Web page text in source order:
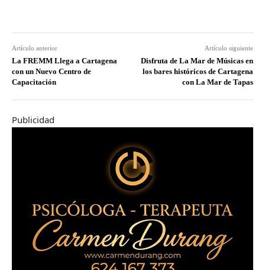
Artículo anterior
La FREMM Llega a Cartagena
con un Nuevo Centro de
Capacitación
Artículo siguiente
Disfruta de La Mar de Músicas en
los bares históricos de Cartagena
con La Mar de Tapas
Publicidad